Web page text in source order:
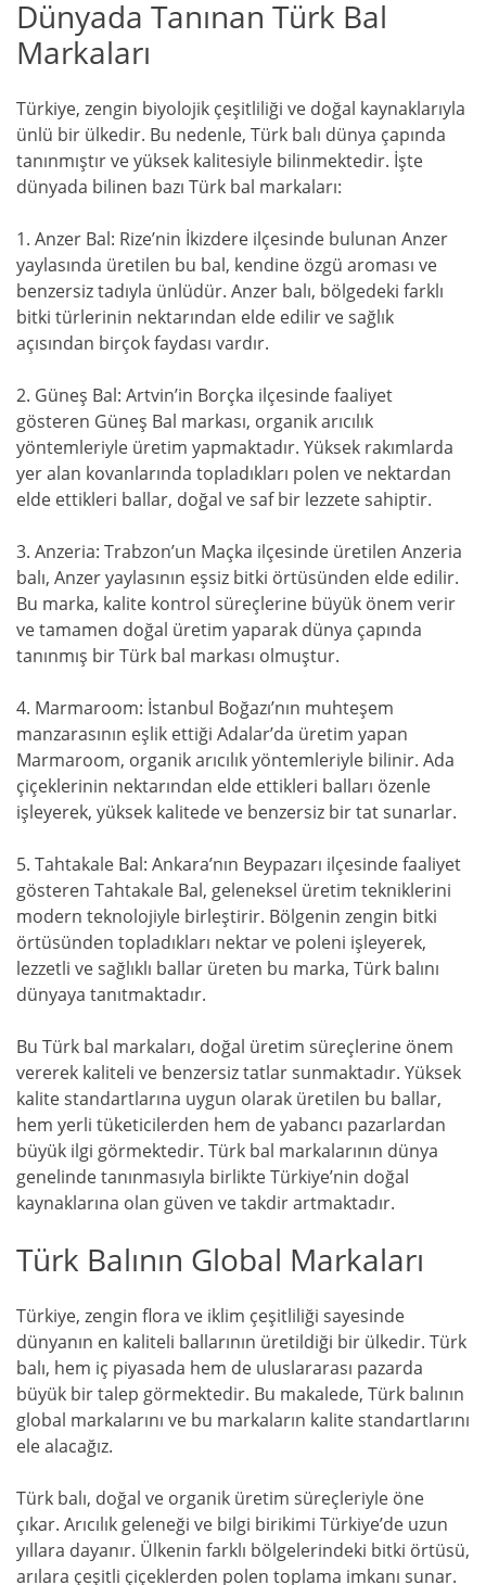
Dünyada Tanınan Türk Bal
Markaları
Türkiye, zengin biyolojik çeşitliliği ve doğal kaynaklarıyla
ünlü bir ülkedir. Bu nedenle, Türk balı dünya çapında
tanınmıştır ve yüksek kalitesiyle bilinmektedir. İşte
dünyada bilinen bazı Türk bal markaları:
1. Anzer Bal: Rize’nin İkizdere ilçesinde bulunan Anzer
yaylasında üretilen bu bal, kendine özgü aroması ve
benzersiz tadıyla ünlüdür. Anzer balı, bölgedeki farklı
bitki türlerinin nektarından elde edilir ve sağlık
açısından birçok faydası vardır.
2. Güneş Bal: Artvin’in Borçka ilçesinde faaliyet
gösteren Güneş Bal markası, organik arıcılık
yöntemleriyle üretim yapmaktadır. Yüksek rakımlarda
yer alan kovanlarında topladıkları polen ve nektardan
elde ettikleri ballar, doğal ve saf bir lezzete sahiptir.
3. Anzeria: Trabzon’un Maçka ilçesinde üretilen Anzeria
balı, Anzer yaylasının eşsiz bitki örtüsünden elde edilir.
Bu marka, kalite kontrol süreçlerine büyük önem verir
ve tamamen doğal üretim yaparak dünya çapında
tanınmış bir Türk bal markası olmuştur.
4. Marmaroom: İstanbul Boğazı’nın muhteşem
manzarasının eşlik ettiği Adalar’da üretim yapan
Marmaroom, organik arıcılık yöntemleriyle bilinir. Ada
çiçeklerinin nektarından elde ettikleri balları özenle
işleyerek, yüksek kalitede ve benzersiz bir tat sunarlar.
5. Tahtakale Bal: Ankara’nın Beypazarı ilçesinde faaliyet
gösteren Tahtakale Bal, geleneksel üretim tekniklerini
modern teknolojiyle birleştirir. Bölgenin zengin bitki
örtüsünden topladıkları nektar ve poleni işleyerek,
lezzetli ve sağlıklı ballar üreten bu marka, Türk balını
dünyaya tanıtmaktadır.
Bu Türk bal markaları, doğal üretim süreçlerine önem
vererek kaliteli ve benzersiz tatlar sunmaktadır. Yüksek
kalite standartlarına uygun olarak üretilen bu ballar,
hem yerli tüketicilerden hem de yabancı pazarlardan
büyük ilgi görmektedir. Türk bal markalarının dünya
genelinde tanınmasıyla birlikte Türkiye’nin doğal
kaynaklarına olan güven ve takdir artmaktadır.
Türk Balının Global Markaları
Türkiye, zengin flora ve iklim çeşitliliği sayesinde
dünyanın en kaliteli ballarının üretildiği bir ülkedir. Türk
balı, hem iç piyasada hem de uluslararası pazarda
büyük bir talep görmektedir. Bu makalede, Türk balının
global markalarını ve bu markaların kalite standartlarını
ele alacağız.
Türk balı, doğal ve organik üretim süreçleriyle öne
çıkar. Arıcılık geleneği ve bilgi birikimi Türkiye’de uzun
yıllara dayanır. Ülkenin farklı bölgelerindeki bitki örtüsü,
arılara çeşitli çiçeklerden polen toplama imkanı sunar.